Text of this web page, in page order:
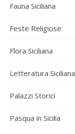
Fauna Siciliana
Feste Religiose
Flora Siciliana
Letteratura Siciliana
Palazzi Storici
Pasqua in Sicilia